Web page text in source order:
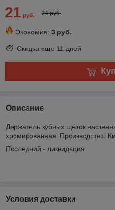
21 руб. 24 руб.
Экономия: 3 руб.
Скидка еще 11 дней
Описание
Держатель зубных щёток
хромированная. Производство:
Последний - ликвидация
Условия доставки